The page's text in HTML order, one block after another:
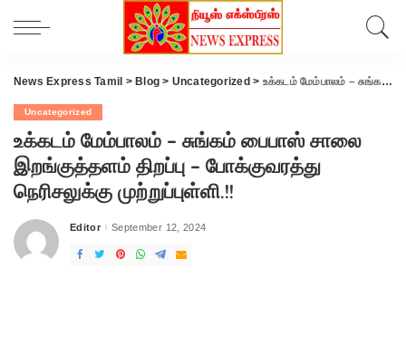
News Express Tamil > Blog > Uncategorized > உக்கடம் மேம்பாலம் – சுங்கம் பைபாஸ் சாலை இறங்குத்தளம் திறப்பு – போக்குவரத்து நெரிசலுக்கு முற்றுப்புள்ளி.!!
Uncategorized
உக்கடம் மேம்பாலம் – சுங்கம் பைபாஸ் சாலை
இறங்குத்தளம் திறப்பு – போக்குவரத்து
நெரிசலுக்கு முற்றுப்புள்ளி.!!
Posted
Editor September 12, 2024